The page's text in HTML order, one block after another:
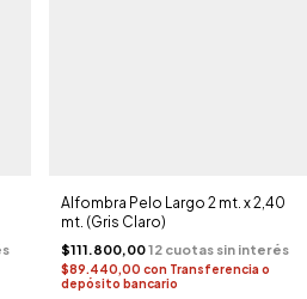
Alfombra Pelo Largo 2 mt. x 2,40
mt. (Gris Claro)
$111.800,00
$89.440,00 con Transferencia o
depósito bancario